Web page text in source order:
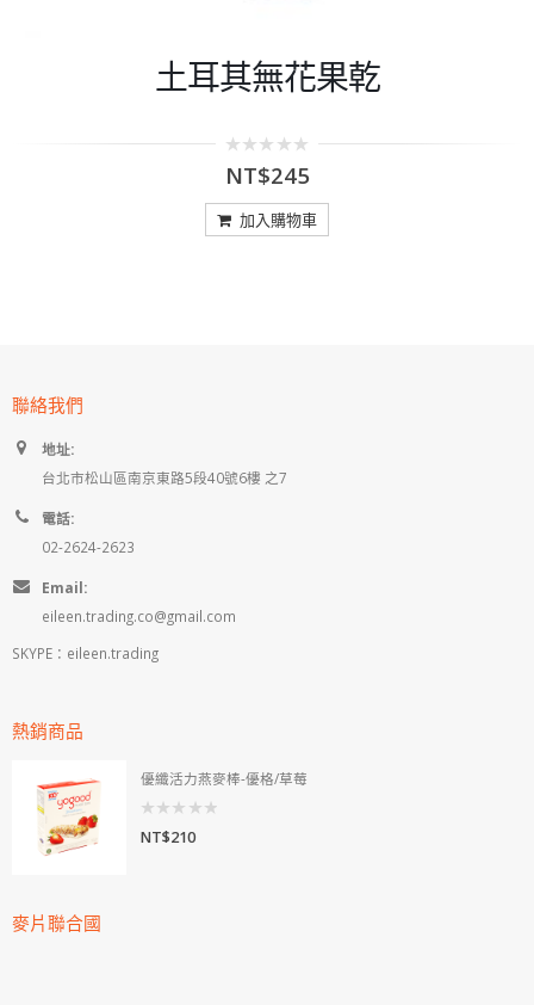
土耳其無花果乾
out
5
NT$245
加入購物車
聯絡我們
地址:
台北市松山區南京東路5段40號6樓 之7
電話:
02-2624-2623
Email:
eileen.trading.co@gmail.com
SKYPE：eileen.trading
熱銷商品
優纖活力燕麥棒-優格/草莓
out
NT$210
麥片聯合國